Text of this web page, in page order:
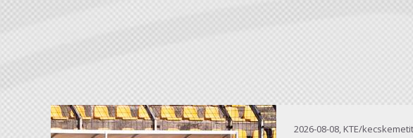
2026-08-08, KTE/